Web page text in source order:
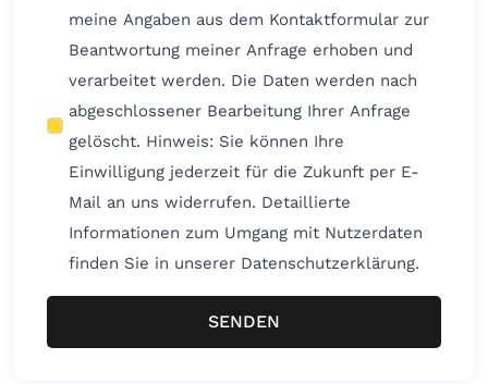
meine Angaben aus dem Kontaktformular zur
Beantwortung meiner Anfrage erhoben und
verarbeitet werden. Die Daten werden nach
abgeschlossener Bearbeitung Ihrer Anfrage
gelöscht. Hinweis: Sie können Ihre
Einwilligung jederzeit für die Zukunft per E-
Mail an uns widerrufen. Detaillierte
Informationen zum Umgang mit Nutzerdaten
finden Sie in unserer Datenschutzerklärung.
SENDEN